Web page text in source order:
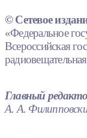
© Сетевое
«Федеральное
Всероссийская
Главный
А. А.